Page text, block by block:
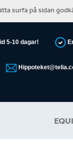
5-10 dagar!
surfa på sidan